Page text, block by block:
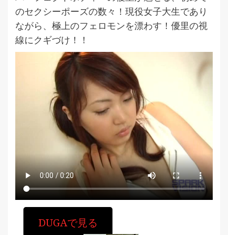
のセクシーポーズの数々！現役女子大生であり
ながら、極上のフェロモンを漂わす！優里の視
線にクギづけ！！
DUGAで見る